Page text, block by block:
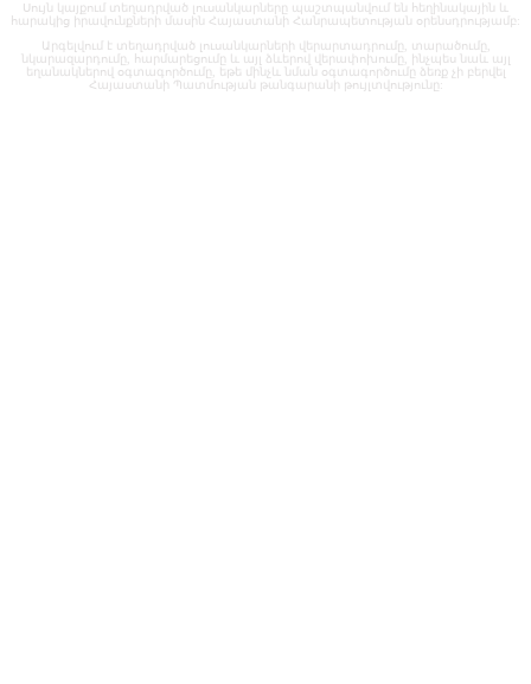
Սույն կայքում տեղադրված լուսանկարները պաշտպանվում են հեղինակային և
հարակից իրավունքների մասին Հայաստանի Հանրապետության օրենսդրությամբ:
Արգելվում է տեղադրված լուսանկարների վերարտադրումը, տարածումը,
նկարազարդումը, հարմարեցումը և այլ ձևերով վերափոխումը, ինչպես նաև այլ
եղանակներով օգտագործումը, եթե մինչև նման օգտագործումը ձեռք չի բերվել
Հայաստանի Պատմության թանգարանի թույլտվությունը: